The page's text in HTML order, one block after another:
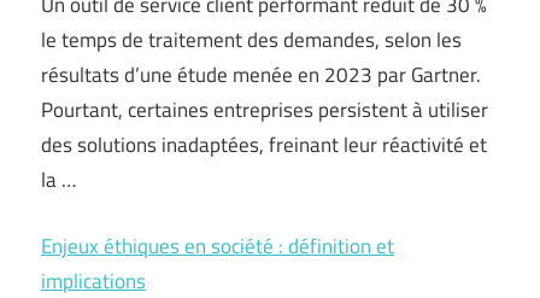
le temps de traitement des demandes, selon les
résultats d’une étude menée en 2023 par Gartner.
Pourtant, certaines entreprises persistent à utiliser
des solutions inadaptées, freinant leur réactivité et
la …
Enjeux éthiques en société : définition et
implications